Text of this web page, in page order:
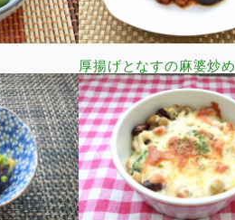
厚揚げとなすの麻婆炒め